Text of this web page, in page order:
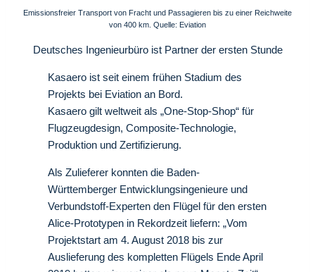
Emissionsfreier Transport von Fracht und Passagieren bis zu einer Reichweite
von 400 km. Quelle: Eviation
Deutsches Ingenieurbüro ist Partner der ersten Stunde
Kasaero ist seit einem frühen Stadium des
Projekts bei Eviation an Bord.
Kasaero gilt weltweit als „One-Stop-Shop“ für
Flugzeugdesign, Composite-Technologie,
Produktion und Zertifizierung.
Als Zulieferer konnten die Baden-
Württemberger Entwicklungsingenieure und
Verbundstoff-Experten den Flügel für den ersten
Alice-Prototypen in Rekordzeit liefern: „Vom
Projektstart am 4. August 2018 bis zur
Auslieferung des kompletten Flügels Ende April